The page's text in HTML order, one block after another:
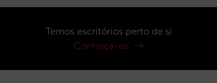
Temos escritórios perto de si
Conheça-os